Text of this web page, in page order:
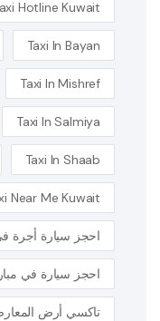
Hotline Kuwait
Taxi In Bayan
Taxi In Mishref
Taxi In Salmiya
Taxi In Shaab
Near Me Kuwait
احجز سيارة أجرة
احجز سيارة في
تاكسي أرض